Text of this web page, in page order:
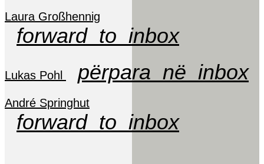
Laura Großhennig
forward_to_inbox
Lukas Pohl përpara_në_inbox
André Springhut
forward_to_inbox